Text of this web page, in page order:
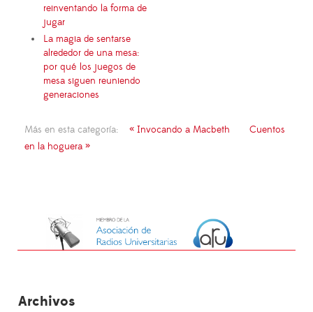
reinventando la forma de
jugar
La magia de sentarse
alrededor de una mesa:
por qué los juegos de
mesa siguen reuniendo
generaciones
Más en esta categoría: « Invocando a Macbeth
Cuentos
en la hoguera »
Archivos